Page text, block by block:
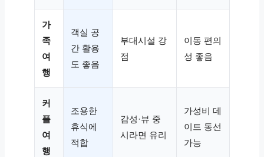
가
족
여
행
객실 공
간 활용
도 좋음
부대시설 강
점
이동 편의
성 좋음
커
플
여
행
조용한
휴식에
적합
감성·뷰 중
시라면 유리
가성비 데
이트 동선
가능